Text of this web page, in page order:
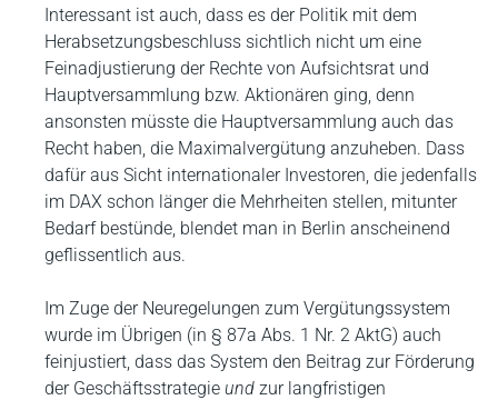
Interessant ist auch, dass es der Politik mit dem
Herabsetzungsbeschluss sichtlich nicht um eine
Feinadjustierung der Rechte von Aufsichtsrat und
Hauptversammlung bzw. Aktionären ging, denn
ansonsten müsste die Hauptversammlung auch das
Recht haben, die Maximalvergütung anzuheben. Dass
dafür aus Sicht internationaler Investoren, die jedenfalls
im DAX schon länger die Mehrheiten stellen, mitunter
Bedarf bestünde, blendet man in Berlin anscheinend
geflissentlich aus.
Im Zuge der Neuregelungen zum Vergütungssystem
wurde im Übrigen (in § 87a Abs. 1 Nr. 2 AktG) auch
feinjustiert, dass das System den Beitrag zur Förderung
der Geschäftsstrategie und zur langfristigen